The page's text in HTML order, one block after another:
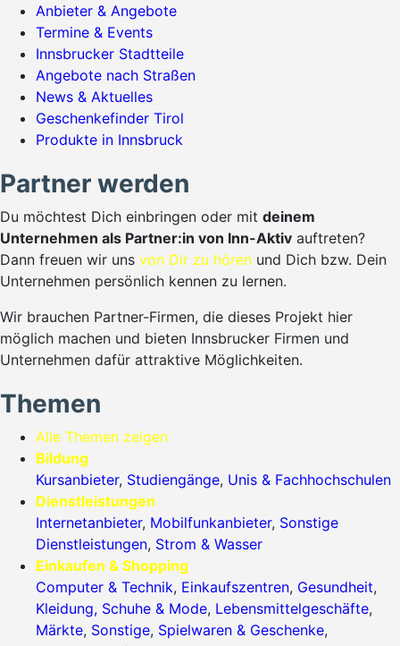
Anbieter & Angebote
Termine & Events
Innsbrucker Stadtteile
Angebote nach Straßen
News & Aktuelles
Geschenkefinder Tirol
Produkte in Innsbruck
Partner werden
Du möchtest Dich einbringen oder mit deinem
Unternehmen als Partner:in von Inn-Aktiv auftreten?
Dann freuen wir uns von Dir zu hören und Dich bzw. Dein
Unternehmen persönlich kennen zu lernen.
Wir brauchen Partner-Firmen, die dieses Projekt hier
möglich machen und bieten Innsbrucker Firmen und
Unternehmen dafür attraktive Möglichkeiten.
Themen
Alle Themen zeigen
Bildung
Kursanbieter, Studiengänge, Unis & Fachhochschulen
Dienstleistungen
Internetanbieter, Mobilfunkanbieter, Sonstige
Dienstleistungen, Strom & Wasser
Einkaufen & Shopping
Computer & Technik, Einkaufszentren, Gesundheit,
Kleidung, Schuhe & Mode, Lebensmittelgeschäfte,
Märkte, Sonstige, Spielwaren & Geschenke,